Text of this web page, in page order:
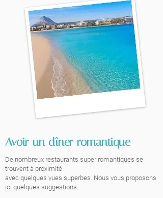
Avoir un dîner romantique
De nombreux restaurants super romantiques se
trouvent à proximité
avec quelques vues superbes. Nous vous proposons
ici quelques suggestions.